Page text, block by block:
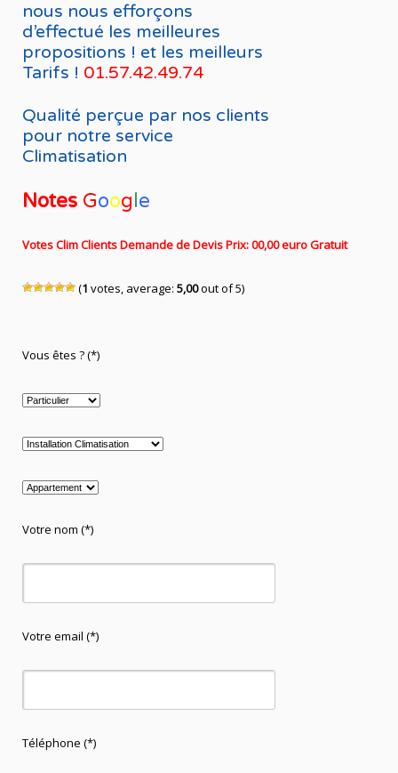
nous nous efforçons
d’effectué les meilleures
propositions ! et les meilleurs
Tarifs ! 01.57.42.49.74
Qualité perçue par nos clients
pour notre service
Climatisation
Notes Google
Votes Clim Clients Demande de Devis Prix: 00,00 euro Gratuit
(1 votes, average:5,00out of 5)
Vous êtes ? (*)
Votre nom (*)
Votre email (*)
Téléphone (*)